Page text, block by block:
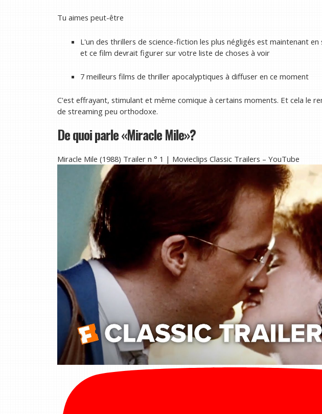
Tu aimes peut-être
L'un des thrillers de science-fiction les plus négligés est maintenant
et ce film devrait figurer sur votre liste de choses à voir
7 meilleurs films de thriller apocalyptiques à diffuser en ce moment
C'est effrayant, stimulant et même comique à certains moments. Et cela le
de streaming peu orthodoxe.
De quoi parle «Miracle Mile»?
Miracle Mile (1988) Trailer n ° 1 | Movieclips Classic Trailers – YouTube